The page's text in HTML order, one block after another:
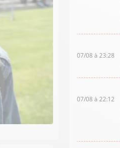
07/08 à 23:28
07/08 à 22:12